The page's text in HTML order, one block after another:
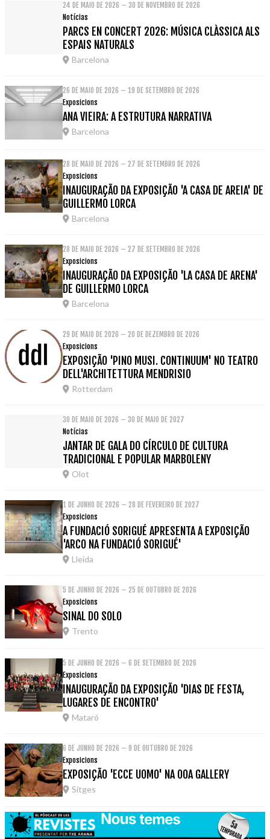
24 DE MAIO DE 2026 – 30 DE NOVEMBRO DE 2026
Notícias
PARCS EN CONCERT 2026: MÚSICA CLÀSSICA ALS
ESPAIS NATURALS
Barcelona
26 DE MAIO DE 2026 – 19 DE SETEMBRO DE 2026
Exposicions
ANA VIEIRA: A ESTRUTURA NARRATIVA
Barcelona
28 DE MAIO DE 2026 – 27 DE SETEMBRO DE 2026
Exposicions
INAUGURAÇÃO DA EXPOSIÇÃO 'A CASA DE AREIA' DE
GUILLERMO LORCA
Barcelona
28 DE MAIO DE 2026 – 27 DE SETEMBRO DE 2026
Exposicions
INAUGURAÇÃO DA EXPOSIÇÃO 'LA CASA DE ARENA'
DE GUILLERMO LORCA
Barcelona
29 DE MAIO DE 2026 – 20 DE DEZEMBRO DE 2026
Exposicions
EXPOSIÇÃO 'PINO MUSI. CONTINUUM' NO TEATRO
DELL'ARCHITETTURA MENDRISIO
Rotterdam
30 DE MAIO DE 2026 – 30 DE MAIO DE 2027
Notícias
JANTAR DE GALA DO CÍRCULO DE CULTURA
TRADICIONAL E POPULAR MARBOLENY
Olot
1 DE JUNHO DE 2026 – 28 DE FEVEREIRO DE 2027
Exposicions
A FUNDACIÓ SORIGUÉ APRESENTA A EXPOSIÇÃO
'ARCO NA FUNDACIÓ SORIGUÉ'
Lleida
5 DE JUNHO DE 2026 – 25 DE OUTUBRO DE 2026
Exposicions
SINAL DO SOLO
Trento
5 DE JUNHO DE 2026 – 6 DE SETEMBRO DE 2026
Exposicions
INAUGURAÇÃO DA EXPOSIÇÃO 'DIAS DE FESTA,
LUGARES DE ENCONTRO'
Mataró
6 DE JUNHO DE 2026 – 9 DE OUTUBRO DE 2026
Exposicions
EXPOSIÇÃO 'ECCE UOMO' NA OOA GALLERY
Sitges